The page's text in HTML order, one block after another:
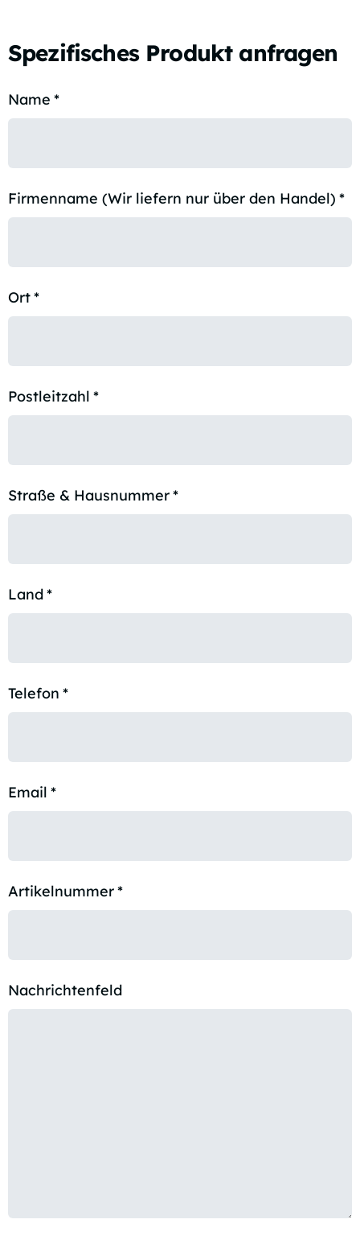
Spezifisches Produkt anfragen
Name *
Firmenname (Wir liefern nur über den Handel) *
Ort*
Postleitzahl *
Straße & Hausnummer*
Land*
Telefon *
Email *
Artikelnummer*
Nachrichtenfeld